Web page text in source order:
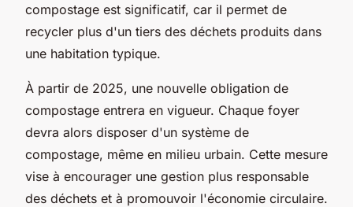
compostage est significatif, car il permet de
recycler plus d'un tiers des déchets produits dans
une habitation typique.
À partir de 2025, une nouvelle obligation de
compostage entrera en vigueur. Chaque foyer
devra alors disposer d'un système de
compostage, même en milieu urbain. Cette mesure
vise à encourager une gestion plus responsable
des déchets et à promouvoir l'économie circulaire.